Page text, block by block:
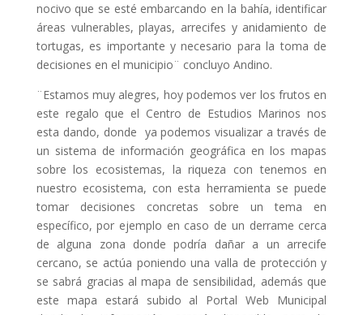
nocivo que se esté embarcando en la bahía, identificar
áreas vulnerables, playas, arrecifes y anidamiento de
tortugas, es importante y necesario para la toma de
decisiones en el municipio¨ concluyo Andino.
¨Estamos muy alegres, hoy podemos ver los frutos en
este regalo que el Centro de Estudios Marinos nos
esta dando, donde ya podemos visualizar a través de
un sistema de información geográfica en los mapas
sobre los ecosistemas, la riqueza con tenemos en
nuestro ecosistema, con esta herramienta se puede
tomar decisiones concretas sobre un tema en
específico, por ejemplo en caso de un derrame cerca
de alguna zona donde podría dañar a un arrecife
cercano, se actúa poniendo una valla de protección y
se sabrá gracias al mapa de sensibilidad, además que
este mapa estará subido al Portal Web Municipal